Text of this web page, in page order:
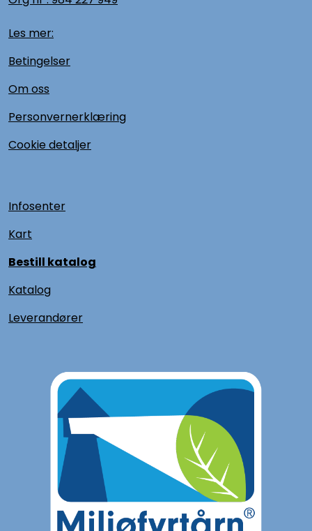
Les mer:
Betingelser
Om oss
Personvernerklæring
Cookie detaljer
Infosenter
Kart
Bestill katalog
Katalog
Leverandører